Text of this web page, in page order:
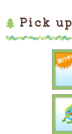
Pick up